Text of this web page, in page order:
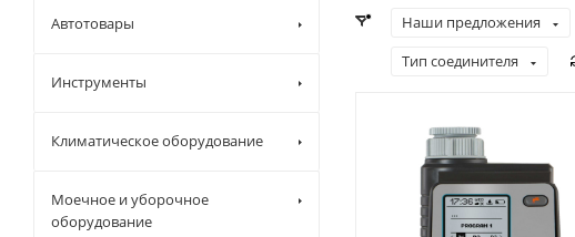
Наши предложения
Тип соединителя
Автотовары
Инструменты
Климатическое оборудование
Моечное и уборочное
оборудование